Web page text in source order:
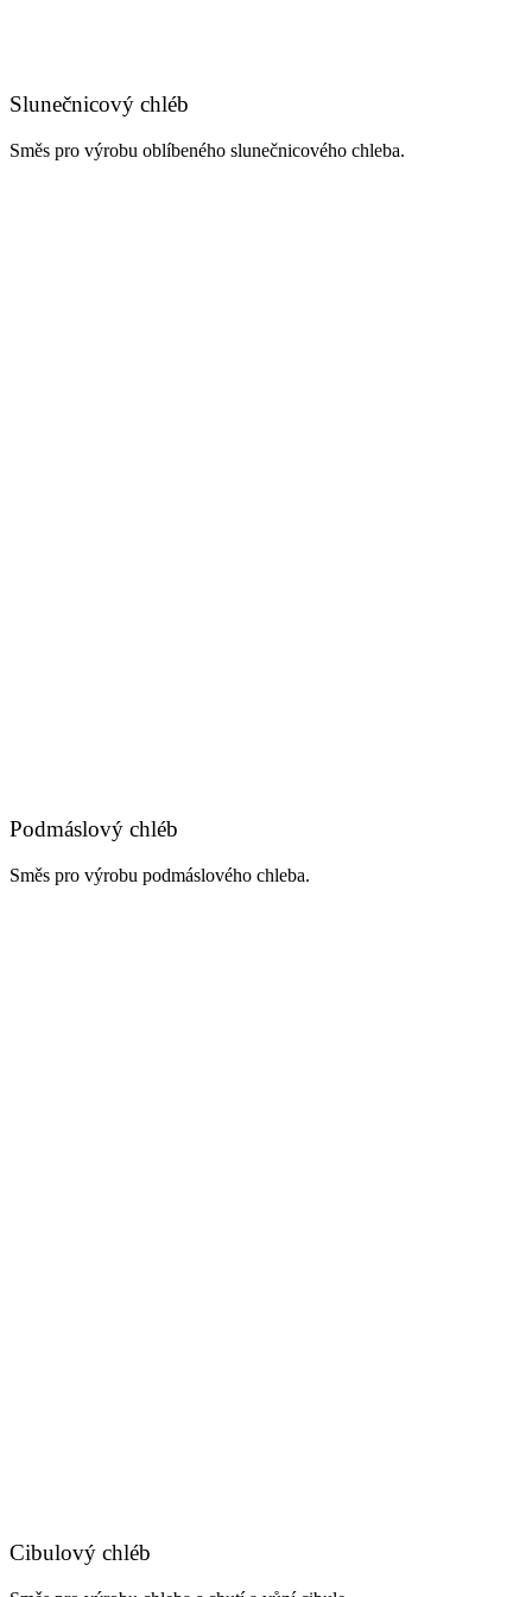
Slunečnicový chléb
Směs pro výrobu oblíbeného slunečnicového chleba.
Podmáslový chléb
Směs pro výrobu podmáslového chleba.
Cibulový chléb